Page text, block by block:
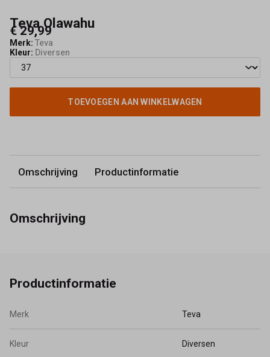
Teva Olawahu
€ 29,99
Merk: Teva
Kleur: Diversen
TOEVOEGEN AAN WINKELWAGEN
Omschrijving Productinformatie
Omschrijving
Productinformatie
Merk Teva
Kleur Diversen